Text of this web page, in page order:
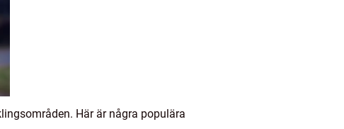
Här är några populära